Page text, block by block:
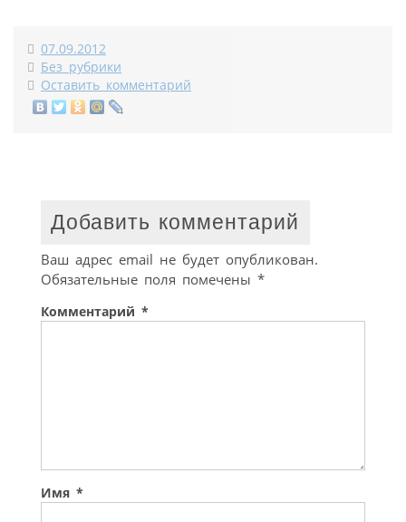
07.09.2012
Без рубрики
Оставить комментарий
Добавить комментарий
Ваш адрес email не будет опубликован.
Обязательные поля помечены *
Комментарий *
Имя *